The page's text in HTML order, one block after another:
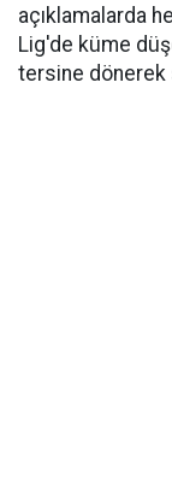
açıklamalarda
Lig'de küme
tersine dönerek